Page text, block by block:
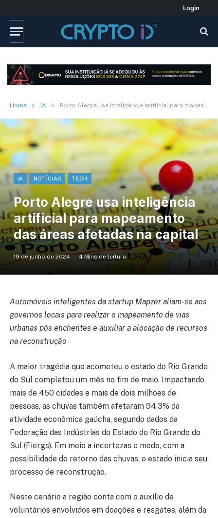
Login
Home » IA » Porto Alegre usa inteligência artificial para mapeamento das áreas afetadas na capital
IA NOTÍCIAS TECH
Porto Alegre usa inteligência
artificial para mapeamento
das áreas afetadas na capital
19 de junho de 2024 4 Mins de leitura
Automóveis inteligentes da startup Mapzer aliam-se aos
governos locais para realizar o mapeamento de vias
urbanas pós enchentes e auxiliar a alocação de recursos
na reconstrução
A maior tragédia que acometeu o estado do Rio Grande
do Sul completou um mês no fim de maio. Impactando
mais de 450 cidades e mais de dois milhões de
pessoas, as chuvas também afetaram 94.3% da
atividade econômica gaúcha, segundo dados da
Federação das Indústrias do Estado do Rio Grande do
Sul (Fiergs). Em meio a incertezas e medo, com a
possibilidade do retorno das chuvas, o estado inicia seu
processo de reconstrução.
Neste cenário a região conta com o auxílio de
voluntários envolvidos em doações e resgates, além da